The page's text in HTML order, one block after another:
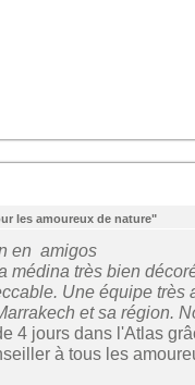
les amoureux de nature"
en amigos
médina très bien
Une équipe très
et sa région.
4 jours dans l'Atlas
à tous les